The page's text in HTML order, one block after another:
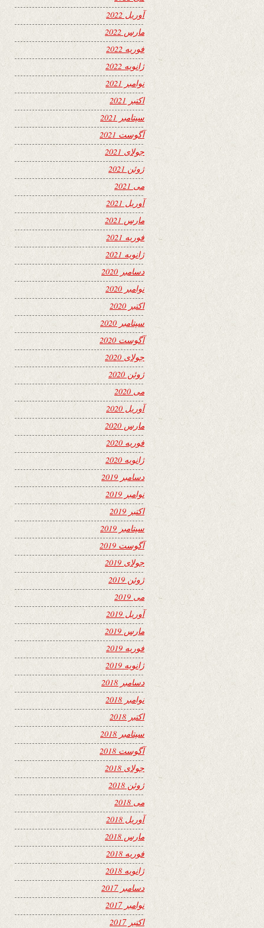
آوریل 2022
مارس 2022
فوریه 2022
ژانویه 2022
نوامبر 2021
اکتبر 2021
سپتامبر 2021
آگوست 2021
جولای 2021
ژوئن 2021
می 2021
آوریل 2021
مارس 2021
فوریه 2021
ژانویه 2021
دسامبر 2020
نوامبر 2020
اکتبر 2020
سپتامبر 2020
آگوست 2020
جولای 2020
ژوئن 2020
می 2020
آوریل 2020
مارس 2020
فوریه 2020
ژانویه 2020
دسامبر 2019
نوامبر 2019
اکتبر 2019
سپتامبر 2019
آگوست 2019
جولای 2019
ژوئن 2019
می 2019
آوریل 2019
مارس 2019
فوریه 2019
ژانویه 2019
دسامبر 2018
نوامبر 2018
اکتبر 2018
سپتامبر 2018
آگوست 2018
جولای 2018
ژوئن 2018
می 2018
آوریل 2018
مارس 2018
فوریه 2018
ژانویه 2018
دسامبر 2017
نوامبر 2017
اکتبر 2017